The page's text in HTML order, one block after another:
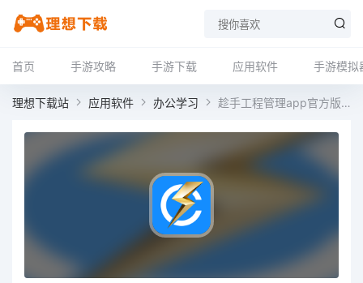
首页 手游攻略 手游下载 应用软件 手游模拟
理想下载站 应用软件 办公学习 趁手工程管理app官方版1.0.11最新版